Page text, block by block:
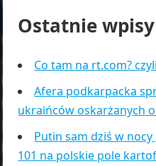
Ostatnie wpisy
Co tam na rt.com?
Afera podkarpacka
ukraińców oskarżanych
Putin sam dziś w
101 na polskie pole